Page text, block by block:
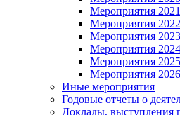
Мероприятия
Мероприятия
Мероприятия
Мероприятия
Мероприятия
Мероприятия
Иные мероприятия
Годовые отчеты о
Доклады, выступления